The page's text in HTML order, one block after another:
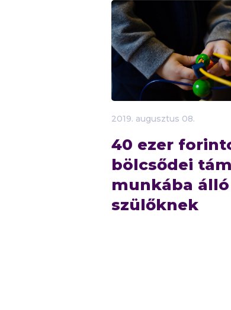
2019. augusztus 08.
40 ezer
bölcsődei
munkába álló
szülőknek